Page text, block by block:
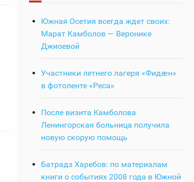
Южная Осетия всегда ждет своих:
Марат Камболов — Веронике
Джиоевой
Участники летнего лагеря «Фидӕн»
в фотоленте «Реса»
После визита Камболова
Ленингорская больница получила
новую скорую помощь
Батрадз Харебов: по материалам
книги о событиях 2008 года в Южной